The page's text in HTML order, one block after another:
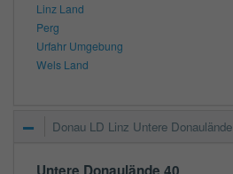
Linz Land
Perg
Urfahr Umgebung
Wels Land
Donau LD Linz Untere Donaulände